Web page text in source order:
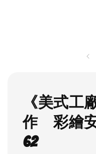
《美式工
作 彩繪
62